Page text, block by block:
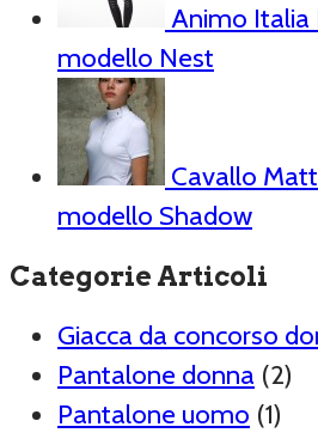
Animo Italia
modello Nest
Cavallo
modello Shadow
Categorie Articoli
Giacca da concorso
Pantalone donna (2)
Pantalone uomo (1)